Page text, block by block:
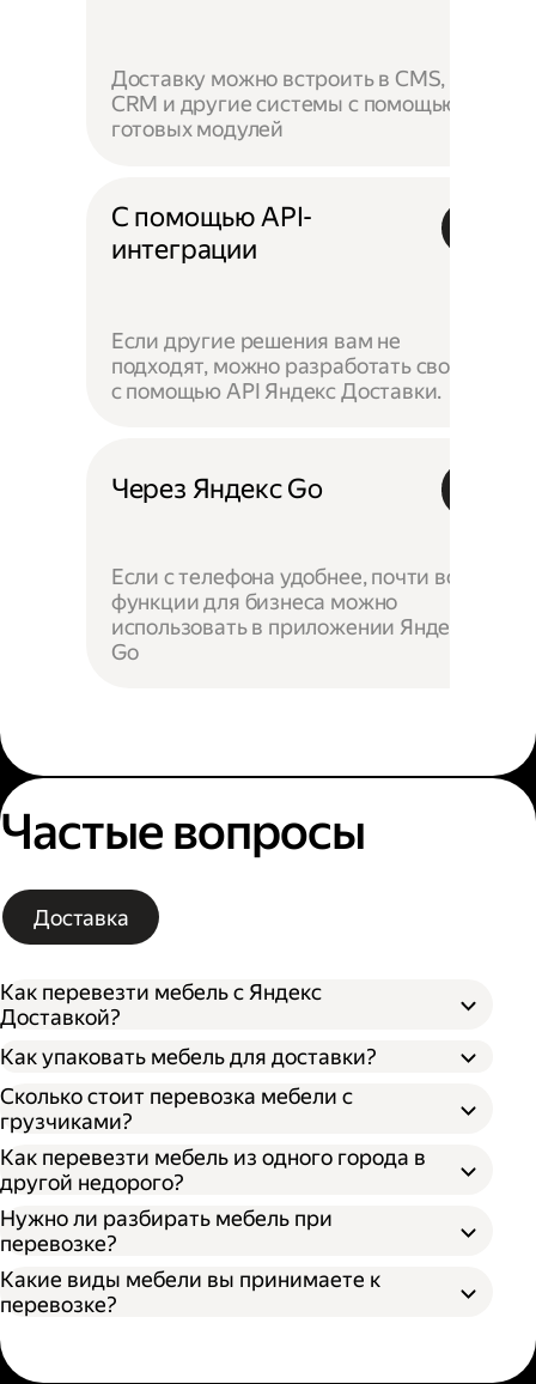
Доставку можно встроить в CMS,
CRM и другие системы с помощью
готовых модулей
С помощью API-
интеграции
Если другие решения вам не
подходят, можно разработать своё —
с помощью API Яндекс Доставки.
Через Яндекс Go
Если с телефона удобнее, почти все
функции для бизнеса можно
использовать в приложении Яндекс
Go
Частые вопросы
Доставка
Как перевезти мебель с Яндекс
Доставкой?
Откройте приложение Яндекс Go или сайт;
Выберите тип кузова и количество
Укажите адрес отправления и получения;
Нажмите кнопку «Заказать».
Как упаковать мебель для доставки?
Разобрать поддающуюся разборке
мебель;
Упаковать разобранную мебель в стретч-
пленку, воздушно-пузырьковую пленку или
другой надежный материал;
Упаковать неразборную мебель в картон
или поролон.
Сколько стоит перевозка мебели с
грузчиками?
Как перевезти мебель из одного города в
другой недорого?
Нужно ли разбирать мебель при
перевозке?
Какие виды мебели вы принимаете к
перевозке?